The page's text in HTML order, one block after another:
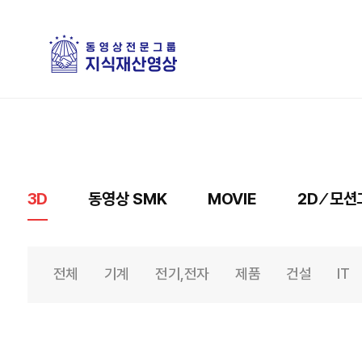
3D 동영상 SMK MOVIE 2D ⁄ 모션
전체 기계 전기,전자 제품 건설 IT